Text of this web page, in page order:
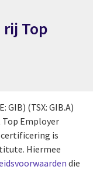
rij Top
GIB) (TSX: GIB.A)
Top Employer
certificering is
Hiermee
die